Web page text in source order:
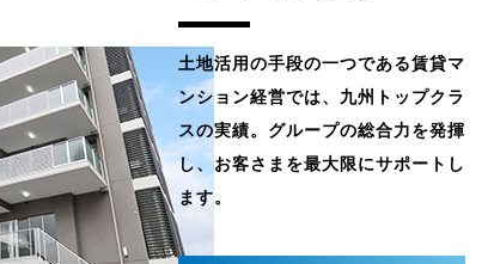
土地活用の手段の一つである賃貸マ
ンション経営では、九州トップクラ
スの実績。グループの総合力を発揮
し、お客さまを最大限にサポートし
ます。